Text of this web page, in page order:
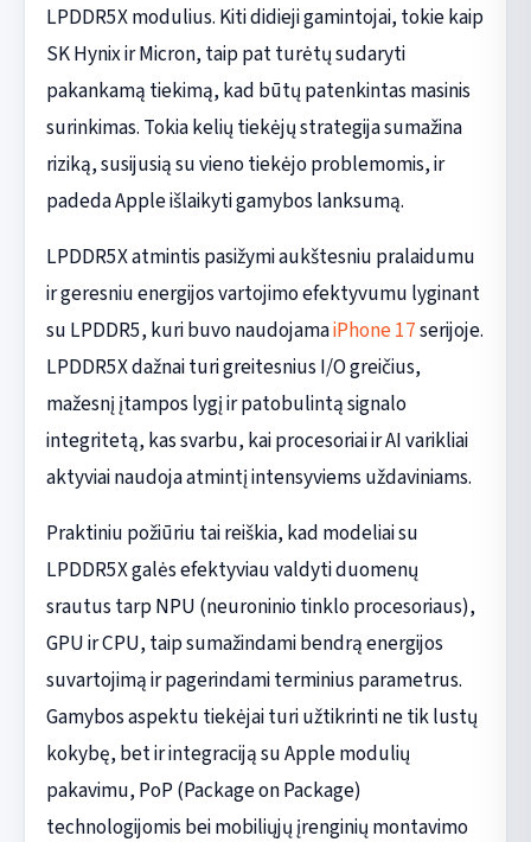
LPDDR5X modulius. Kiti didieji gamintojai, tokie kaip
SK Hynix ir Micron, taip pat turėtų sudaryti
pakankamą tiekimą, kad būtų patenkintas masinis
surinkimas. Tokia kelių tiekėjų strategija sumažina
riziką, susijusią su vieno tiekėjo problemomis, ir
padeda Apple išlaikyti gamybos lanksumą.
LPDDR5X atmintis pasižymi aukštesniu pralaidumu
ir geresniu energijos vartojimo efektyvumu lyginant
su LPDDR5, kuri buvo naudojamaiPhone 17serijoje.
LPDDR5X dažnai turi greitesnius I/O greičius,
mažesnį įtampos lygį ir patobulintą signalo
integritetą, kas svarbu, kai procesoriai ir AI varikliai
aktyviai naudoja atmintį intensyviems uždaviniams.
Praktiniu požiūriu tai reiškia, kad modeliai su
LPDDR5X galės efektyviau valdyti duomenų
srautus tarp NPU (neuroninio tinklo procesoriaus),
GPU ir CPU, taip sumažindami bendrą energijos
suvartojimą ir pagerindami terminius parametrus.
Gamybos aspektu tiekėjai turi užtikrinti ne tik lustų
kokybę, bet ir integraciją su Apple modulių
pakavimu, PoP (Package on Package)
technologijomis bei mobiliųjų įrenginių montavimo